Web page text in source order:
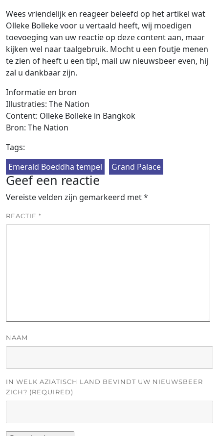
Wees vriendelijk en reageer beleefd op het artikel wat
Olleke Bolleke voor u vertaald heeft, wij moedigen
toevoeging van uw reactie op deze content aan, maar
kijken wel naar taalgebruik. Mocht u een foutje menen
te zien of heeft u een tip!, mail uw nieuwsbeer even, hij
zal u dankbaar zijn.
Informatie en bron
Illustraties: The Nation
Content: Olleke Bolleke in Bangkok
Bron: The Nation
Tags:
Emerald Boeddha tempel
Grand Palace
Geef een reactie
Vereiste velden zijn gemarkeerd met*
REACTIE *
NAAM
IN WELK AZIATISCH LAND BEVINDT UW NIEUWSBEER
ZICH? (REQUIRED)